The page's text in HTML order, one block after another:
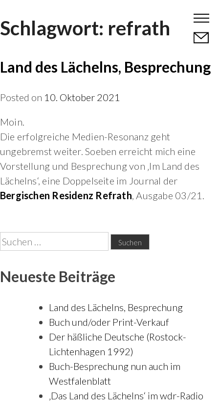
to
content
Schlagwort: refrath
Land des Lächelns, Besprechung
Posted on 10. Oktober 2021
Moin.
Die erfolgreiche Medien-Resonanz geht
ungebremst weiter. Soeben erreicht mich eine
Vorstellung und Besprechung von ‚Im Land des
Lächelns‘, eine Doppelseite im Journal der
Bergischen Residenz Refrath, Ausgabe 03/21.
Suchen
nach:
Neueste Beiträge
Land des Lächelns, Besprechung
Buch und/oder Print-Verkauf
Der häßliche Deutsche (Rostock-
Lichtenhagen 1992)
Buch-Besprechung nun auch im
Westfalenblatt
‚Das Land des Lächelns‘ im wdr-Radio